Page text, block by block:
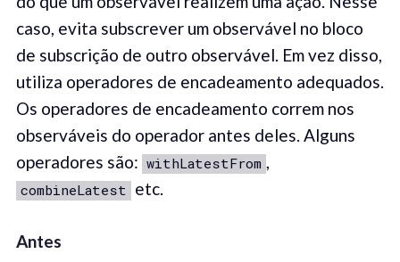
caso, evita subscrever um observável no bloco
de subscrição de outro observável. Em vez disso,
utiliza operadores de encadeamento adequados.
Os operadores de encadeamento correm nos
observáveis do operador antes deles. Alguns
operadores são: withLatestFrom ,
combineLatest etc.
Antes